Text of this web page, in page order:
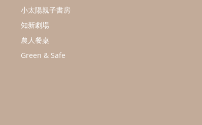
小太陽親子書房
知新劇場
農人餐桌
Green & Safe